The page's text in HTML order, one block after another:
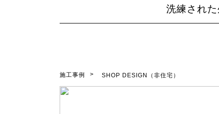
洗練され
施工事例 SHOP DESIGN（非住宅）